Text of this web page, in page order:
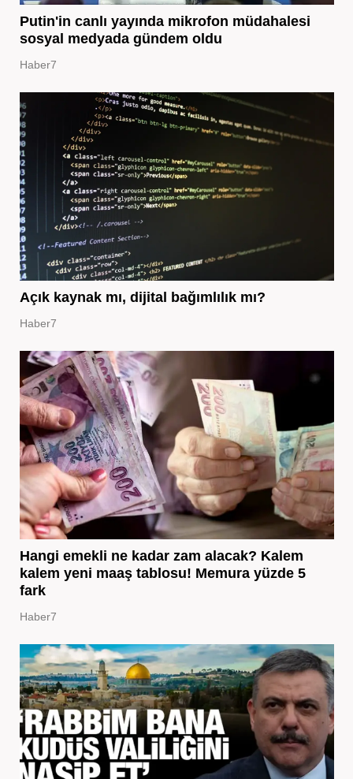
Putin'in canlı yayında mikrofon müdahalesi
sosyal medyada gündem oldu
Haber7
Açık kaynak mı, dijital bağımlılık mı?
Haber7
Hangi emekli ne kadar zam alacak? Kalem
kalem yeni maaş tablosu! Memura yüzde 5
fark
Haber7